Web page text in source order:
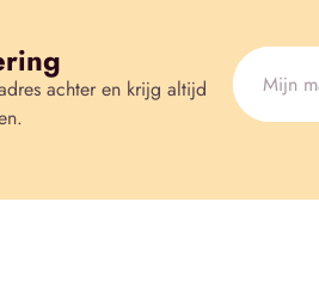
achter en krijg altijd